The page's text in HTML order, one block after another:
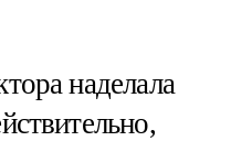
наделала